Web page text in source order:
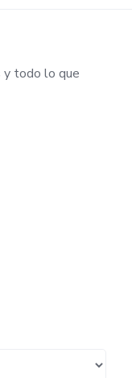
y todo lo que